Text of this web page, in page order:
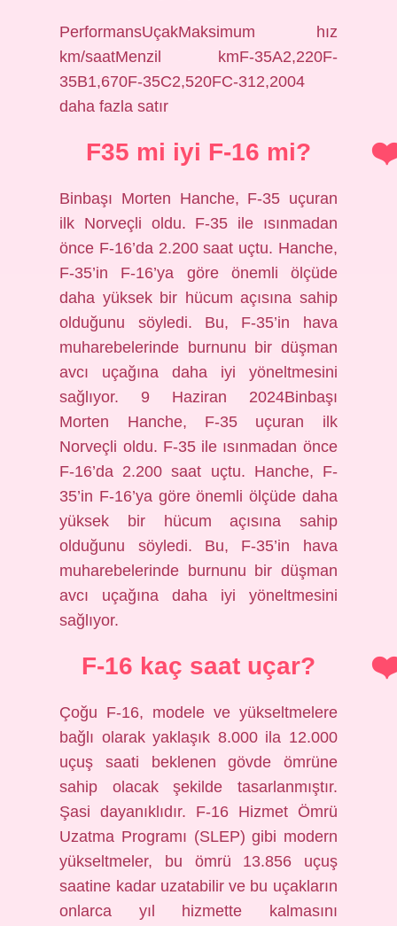
PerformansUçakMaksimum hız
km/saatMenzil kmF-35A2,220F-
35B1,670F-35C2,520FC-312,2004
daha fazla satır
F35 mi iyi F-16 mi?
Binbaşı Morten Hanche, F-35 uçuran
ilk Norveçli oldu. F-35 ile ısınmadan
önce F-16’da 2.200 saat uçtu. Hanche,
F-35’in F-16’ya göre önemli ölçüde
daha yüksek bir hücum açısına sahip
olduğunu söyledi. Bu, F-35’in hava
muharebelerinde burnunu bir düşman
avcı uçağına daha iyi yöneltmesini
sağlıyor. 9 Haziran 2024Binbaşı
Morten Hanche, F-35 uçuran ilk
Norveçli oldu. F-35 ile ısınmadan önce
F-16’da 2.200 saat uçtu. Hanche, F-
35’in F-16’ya göre önemli ölçüde daha
yüksek bir hücum açısına sahip
olduğunu söyledi. Bu, F-35’in hava
muharebelerinde burnunu bir düşman
avcı uçağına daha iyi yöneltmesini
sağlıyor.
F-16 kaç saat uçar?
Çoğu F-16, modele ve yükseltmelere
bağlı olarak yaklaşık 8.000 ila 12.000
uçuş saati beklenen gövde ömrüne
sahip olacak şekilde tasarlanmıştır.
Şasi dayanıklıdır. F-16 Hizmet Ömrü
Uzatma Programı (SLEP) gibi modern
yükseltmeler, bu ömrü 13.856 uçuş
saatine kadar uzatabilir ve bu uçakların
onlarca yıl hizmette kalmasını